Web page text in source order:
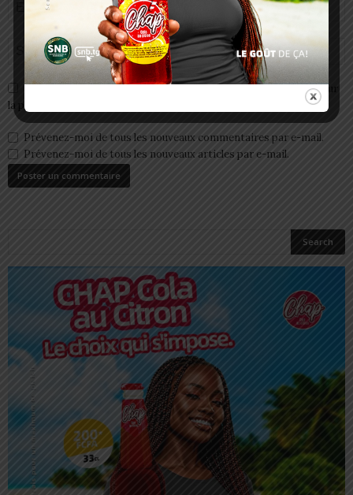
Enregistrer mon nom, email et site web dans ce navigateur pour
la prochaine fois que je commenterai.
Prévenez-moi de tous les nouveaux commentaires par e-mail.
Prévenez-moi de tous les nouveaux articles par e-mail.